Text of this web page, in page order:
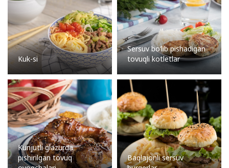
Kuk-si
Sersuv bo’lib pishadigan
tovuqli kotletlar
Kunjutli glazurda
pishirilgan tovuq
Baqlajonli sersuv